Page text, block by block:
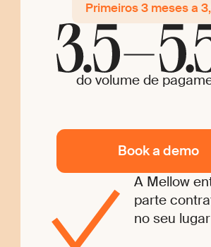
Primeiros 3 meses a
do volume de
Book a demo
A Mellow
parte
no seu lugar